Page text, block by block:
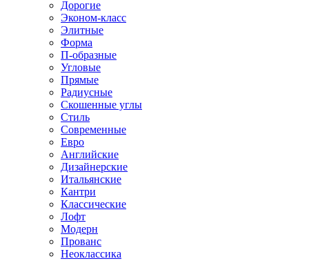
Дорогие
Эконом-класс
Элитные
Форма
П-образные
Угловые
Прямые
Радиусные
Скошенные углы
Стиль
Современные
Евро
Английские
Дизайнерские
Итальянские
Кантри
Классические
Лофт
Модерн
Прованс
Неоклассика